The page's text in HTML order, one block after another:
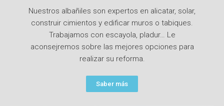
Nuestros albañiles son expertos en alicatar, solar,
construir cimientos y edificar muros o tabiques.
Trabajamos con escayola, pladur… Le
aconsejremos sobre las mejores opciones para
realizar su reforma.
Saber más